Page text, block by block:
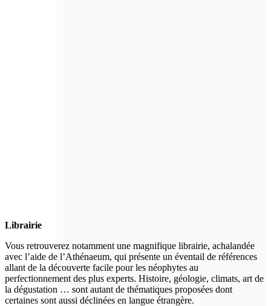
Librairie
Vous retrouverez notamment une magnifique librairie, achalandée
avec l’aide de l’Athénaeum, qui présente un éventail de références
allant de la découverte facile pour les néophytes au
perfectionnement des plus experts. Histoire, géologie, climats, art de
la dégustation … sont autant de thématiques proposées dont
certaines sont aussi déclinées en langue étrangère.